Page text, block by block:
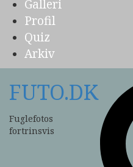
Galleri
Profil
Quiz
Arkiv
FUTO.DK
Fuglefotos
fortrinsvis